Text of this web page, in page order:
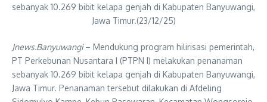
sebanyak 10.269 bibit kelapa genjah di Kabupaten Banyuwangi,
Jawa Timur.(23/12/25)
Jnews.Banyuwangi– Mendukung program hilirisasi pemerintah,
PT Perkebunan Nusantara I (PTPN I) melakukan penanaman
sebanyak 10.269 bibit kelapa genjah di Kabupaten Banyuwangi,
Jawa Timur. Penanaman tersebut dilakukan di Afdeling